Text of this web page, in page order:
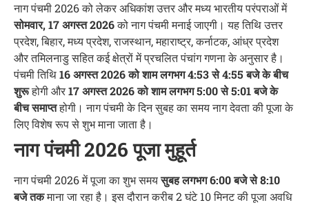
नाग पंचमी 2026 को लेकर अधिकांश उत्तर और मध्य भारतीय परंपराओं में
सोमवार, 17 अगस्त 2026को नाग पंचमी मनाई जाएगी। यह तिथि उत्तर
प्रदेश, बिहार, मध्य प्रदेश, राजस्थान, महाराष्ट्र, कर्नाटक, आंध्र प्रदेश
और तमिलनाडु सहित कई क्षेत्रों में प्रचलित पंचांग गणना के अनुसार है।
पंचमी तिथि16 अगस्त 2026 को शाम लगभग 4:53 से 4:55 बजे के बीच
शुरूहोगी और17 अगस्त 2026 को शाम लगभग 5:00 से 5:01 बजे के
बीच समाप्तहोगी। नाग पंचमी के दिन सुबह का समय नाग देवता की पूजा के
लिए विशेष रूप से शुभ माना जाता है।
नाग पंचमी 2026 पूजा मुहूर्त
नाग पंचमी 2026 में पूजा का शुभ समयसुबह लगभग 6:00 बजे से 8:10
बजे तकमाना जा रहा है। इस दौरान करीब 2 घंटे 10 मिनट की पूजा अवधि